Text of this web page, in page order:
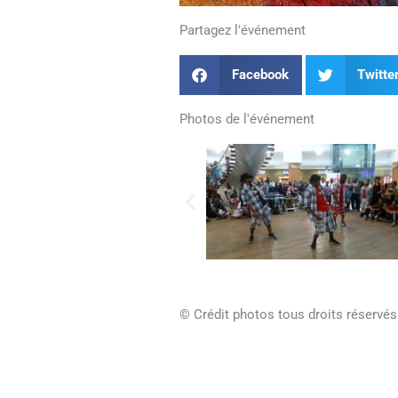
Partagez l'événement
Facebook
Photos de l'événement
© Crédit photos tous droits réservés